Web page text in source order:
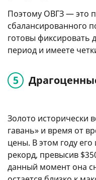
Поэтому ОВГЗ — это
сбалансированного
готовы фиксировать
период и имеете
Золото исторически
гавань» и время от
цены. В этом году
рекорд, превысив
данный момент она